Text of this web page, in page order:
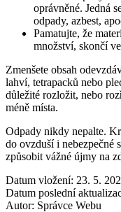
oprávněné. Jedná
odpady, azbest,
Pamatujte, že
množství, skončí
Zmenšete obsah
lahví, tetrapacků nebo
důležité rozložit, nebo
méně místa.
Odpady nikdy nepalte.
do ovzduší i nebezpečné
způsobit vážné újmy na
Datum vložení: 23. 5.
Datum poslední
Autor: Správce Webu